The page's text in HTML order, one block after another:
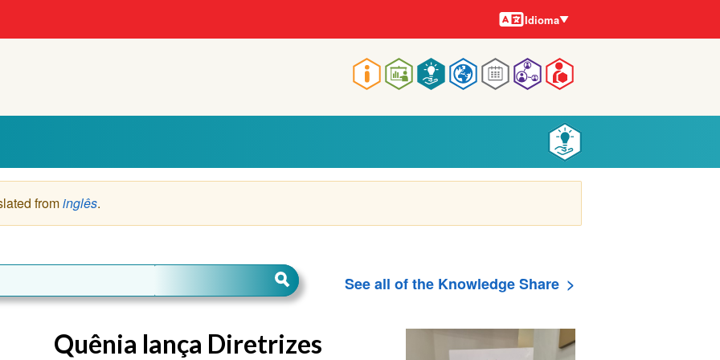
Navegação
principal
Idiomas
Idioma
frominglês.
See all of the Knowledge Share
Quênia lança Diretrizes